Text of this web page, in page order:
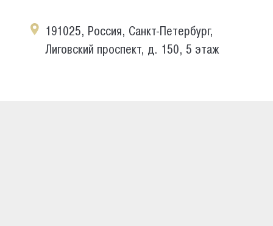
191025, Россия, Санкт-Петербург,
Лиговский проспект, д. 150, 5 этаж